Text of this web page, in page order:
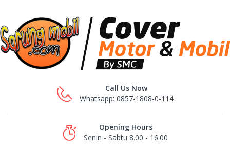
Call Us Now
Whatsapp: 0857-1808-0-114
Opening Hours
Senin - Sabtu 8.00 - 16.00